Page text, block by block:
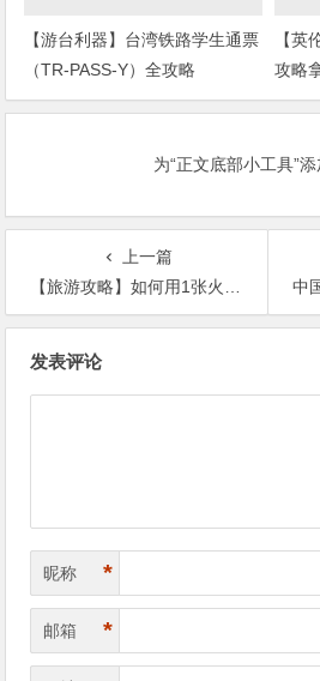
【游台利器】台湾铁路学生通票
（TR-PASS-Y）全攻略
【英
攻略
为“正文底部小工具”
上一篇
【旅游攻略】如何用1张火车票走遍整个欧洲？
中国崛
发表评论
昵称 *
邮箱 *